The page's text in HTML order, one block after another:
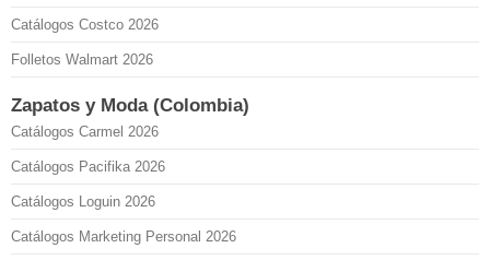
Catálogos Costco 2026
Folletos Walmart 2026
Zapatos y Moda (Colombia)
Catálogos Carmel 2026
Catálogos Pacifika 2026
Catálogos Loguin 2026
Catálogos Marketing Personal 2026